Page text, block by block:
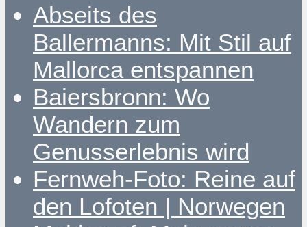
Abseits des
Ballermanns: Mit Stil auf
Mallorca entspannen
Baiersbronn: Wo
Wandern zum
Genusserlebnis wird
Fernweh-Foto: Reine auf
den Lofoten | Norwegen